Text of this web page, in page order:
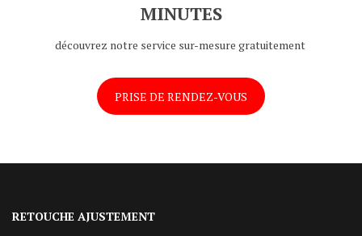
MINUTES
découvrez notre service sur-mesure gratuitement
PRISE DE RENDEZ-VOUS
RETOUCHE AJUSTEMENT